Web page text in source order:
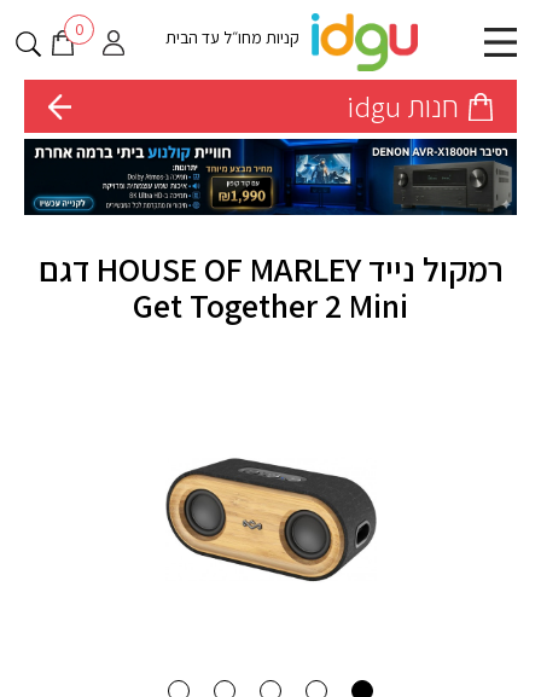
קניות מחו״ל עד הבית 0
חנות idgu
רמקול נייד HOUSE OF MARLEY דגם
Get Together 2 Mini